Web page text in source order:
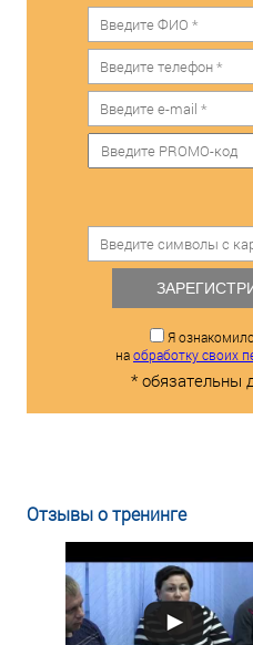
Я
наобработку своих
* обязательны
Отзывы о тренинге